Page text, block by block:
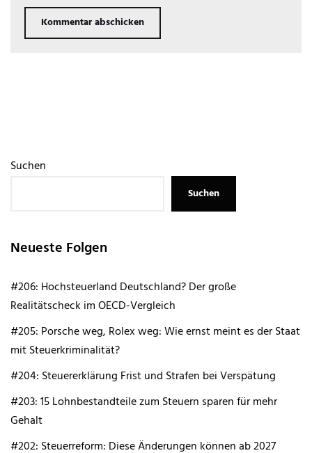
Suchen
Suchen
Neueste Folgen
#206: Hochsteuerland Deutschland? Der große
Realitätscheck im OECD-Vergleich
#205: Porsche weg, Rolex weg: Wie ernst meint es der Staat
mit Steuerkriminalität?
#204: Steuererklärung Frist und Strafen bei Verspätung
#203: 15 Lohnbestandteile zum Steuern sparen für mehr
Gehalt
#202: Steuerreform: Diese Änderungen können ab 2027